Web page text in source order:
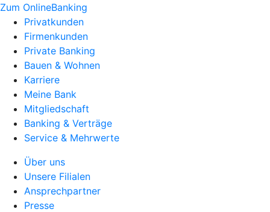
Zum OnlineBanking
Privatkunden
Firmenkunden
Private Banking
Bauen & Wohnen
Karriere
Meine Bank
Mitgliedschaft
Banking & Verträge
Service & Mehrwerte
Über uns
Unsere Filialen
Ansprechpartner
Presse